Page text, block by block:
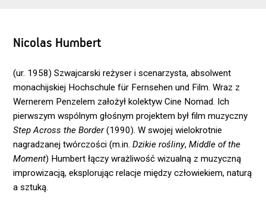
Nicolas Humbert
(ur. 1958) Szwajcarski reżyser i scenarzysta, absolwent
monachijskiej Hochschule für Fernsehen und Film. Wraz z
Wernerem Penzelem założył kolektyw Cine Nomad. Ich
pierwszym wspólnym głośnym projektem był film muzyczny
Step Across the Border(1990). W swojej wielokrotnie
nagradzanej twórczości (m.in.Dzikie rośliny,Middle of the
Moment) Humbert łączy wrażliwość wizualną z muzyczną
improwizacją, eksplorując relacje między człowiekiem, naturą
a sztuką.